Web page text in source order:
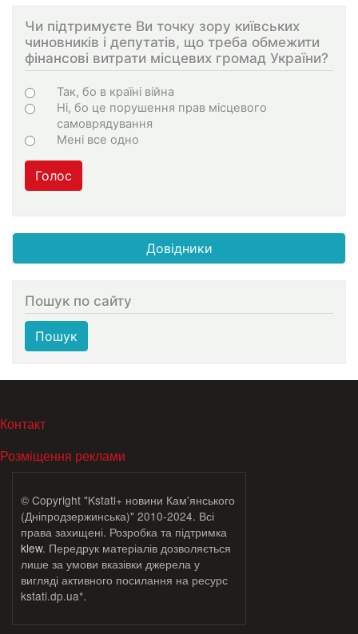
Чи підтримуєте Ви точку зору київських
чиновників і депутатів, що треба обмежити
фінансові витрати місцевих громад України?
Варіанти
Так, бо в країні війна
Ні, бо це порушення прав місцевого
самоврядування
Мені все одно
Голос
Довідники
Пошук по сайту
Пошук
МЕНЮ В ПОДВАЛЕ
Контакт
Розміщення реклами
© Copyright "Kstati+ новини Кам'янського
(Дніпродзержинська)" 2010-2024. Всі
права захищені. Розробка та підтримка
klew. Передрук матеріалів дозволяється
лише за умови вказівки джерела у
вигляді активного посилання на ресурс
kstati.dp.ua*.